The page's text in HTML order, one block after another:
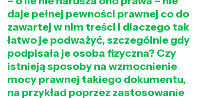
daje pełnej pewności prawnej co do
zawartej w nim treści i dlaczego tak
łatwo je podważyć, szczególnie gdy
podpisała je osoba fizyczna? Czy
istnieją sposoby na wzmocnienie
mocy prawnej takiego dokumentu,
na przykład poprzez zastosowanie